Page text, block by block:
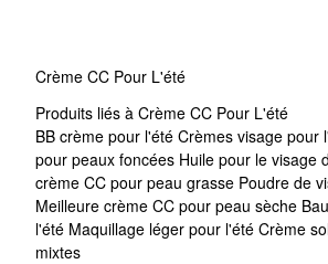
Crème CC Pour L'été
Produits liés à Crème CC Pour L'été
BB crème pour l'été Crèmes visage pour
pour peaux foncées Huile pour le visage
crème CC pour peau grasse Poudre de
Meilleure crème CC pour peau sèche
l'été Maquillage léger pour l'été Crème
mixtes